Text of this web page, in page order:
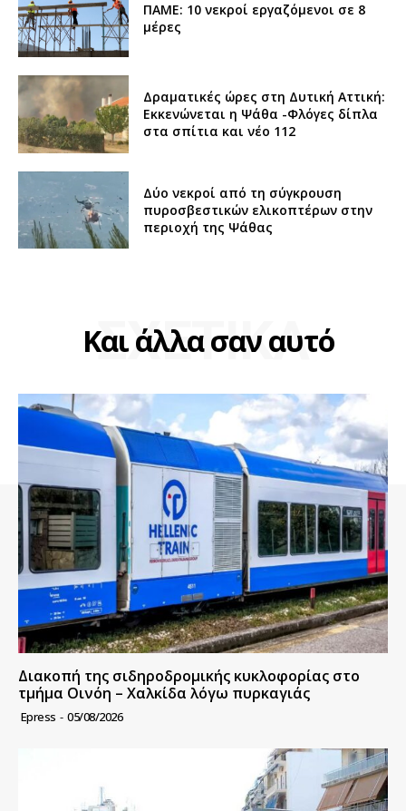
ΠΑΜΕ: 10 νεκροί εργαζόμενοι σε 8
μέρες
Δραματικές ώρες στη Δυτική Αττική:
Εκκενώνεται η Ψάθα -Φλόγες δίπλα
στα σπίτια και νέο 112
Δύο νεκροί από τη σύγκρουση
πυροσβεστικών ελικοπτέρων στην
περιοχή της Ψάθας
Και άλλα σαν αυτό
ΣΧΕΤΙΚΑ
Διακοπή της σιδηροδρομικής κυκλοφορίας στο
τμήμα Οινόη – Χαλκίδα λόγω πυρκαγιάς
Epress - 05/08/2026